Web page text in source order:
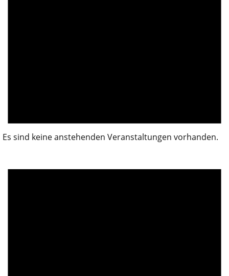
Es sind keine anstehenden Veranstaltungen vorhanden.